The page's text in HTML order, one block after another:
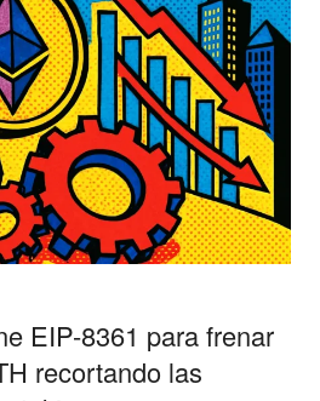
EIP-8361 para frenar
recortando las